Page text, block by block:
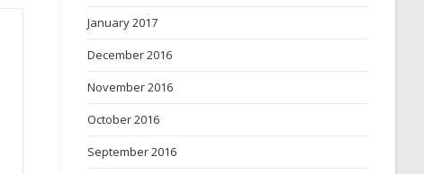
January 2017
December 2016
November 2016
October 2016
September 2016